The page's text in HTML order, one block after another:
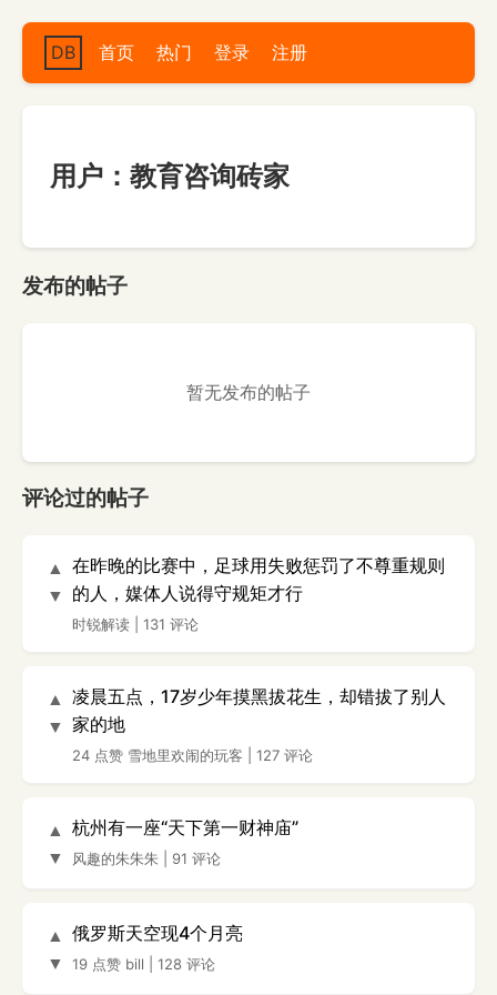
DB 首页 热门 登录 注册
用户：教育咨询砖家
发布的帖子
暂无发布的帖子
评论过的帖子
▲
▼
在昨晚的比赛中，足球用失败惩罚了不尊重规则
的人，媒体人说得守规矩才行
时锐解读 131 评论
▲
▼
凌晨五点，17岁少年摸黑拔花生，却错拔了别人
家的地
24 点赞 雪地里欢闹的玩客 127 评论
▲
▼
杭州有一座“天下第一财神庙”
风趣的朱朱朱 91 评论
▲
▼
俄罗斯天空现4个月亮
19 点赞 bill 128 评论